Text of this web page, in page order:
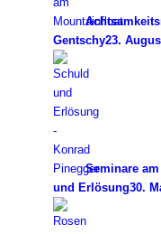
Gentschy23.
Seminare
und Erlösung30.